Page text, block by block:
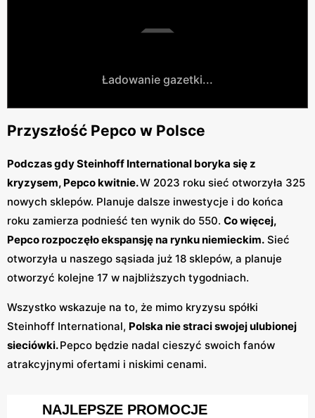
Ładowanie gazetki...
Przyszłość Pepco w Polsce
Podczas gdy Steinhoff International boryka się z
kryzysem, Pepco kwitnie.W 2023 roku sieć otworzyła 325
nowych sklepów. Planuje dalsze inwestycje i do końca
roku zamierza podnieść ten wynik do 550. Co więcej,
Pepco rozpoczęło ekspansję na rynku niemieckim. Sieć
otworzyła u naszego sąsiada już 18 sklepów, a planuje
otworzyć kolejne 17 w najbliższych tygodniach.
Wszystko wskazuje na to, że mimo kryzysu spółki
Steinhoff International, Polska nie straci swojej ulubionej
sieciówki.Pepco będzie nadal cieszyć swoich fanów
atrakcyjnymi ofertami i niskimi cenami.